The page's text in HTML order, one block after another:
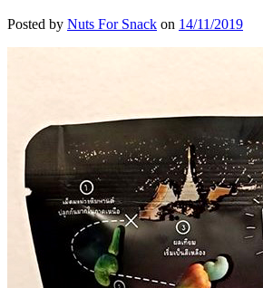
Posted by Nuts For Snack on 14/11/2019